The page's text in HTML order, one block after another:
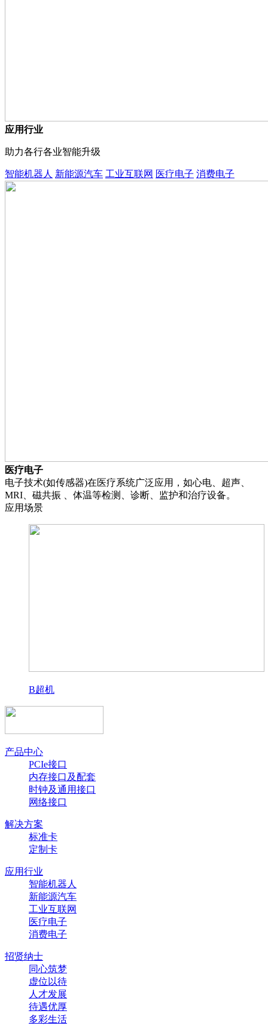
应用行业
助力各行各业智能升级
智能机器人 新能源汽车 工业互联网 医疗电子 消费电子
医疗电子
电子技术(如传感器)在医疗系统广泛应用，如心电、超声、
MRI、磁共振 、体温等检测、诊断、监护和治疗设备。
应用场景
B超机
产品中心
PCIe接口
内存接口及配套
时钟及通用接口
网络接口
解决方案
标准卡
定制卡
应用行业
智能机器人
新能源汽车
工业互联网
医疗电子
消费电子
招贤纳士
同心筑梦
虚位以待
人才发展
待遇优厚
多彩生活